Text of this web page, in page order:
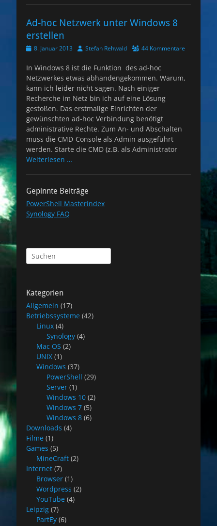
Ad-hoc Netzwerk unter Windows 8
erstellen
Veröffentlicht
8. Januar 2013 AutorStefan Rehwald 44 Kommentare
In Windows 8 ist die Funktion des ad-hoc
Netzwerkes etwas abhandengekommen. Warum,
kann ich leider nicht sagen. Nach einiger
Recherche im Netz bin ich auf eine Lösung
gestoßen. Das erstmalige Einrichten der
gewünschten ad-hoc Verbindung benötigt
administrative Rechte. Zum An- und Abschalten
muss die CMD-Console als Admin ausgeführt
werden. Starte die CMD (z.B. als Administrator
Weiterlesen …
Gepinnte Beiträge
PowerShell Masterindex
Synology FAQ
Suchen
nach:
Kategorien
Allgemein (17)
Betriebssysteme (42)
Linux (4)
Synology (4)
Mac OS (2)
UNIX (1)
Windows (37)
PowerShell (29)
Server (1)
Windows 10 (2)
Windows 7 (5)
Windows 8 (6)
Downloads (4)
Filme (1)
Games (5)
MineCraft (2)
Internet (7)
Browser (1)
Wordpress (2)
YouTube (4)
Leipzig (7)
PartEy (6)